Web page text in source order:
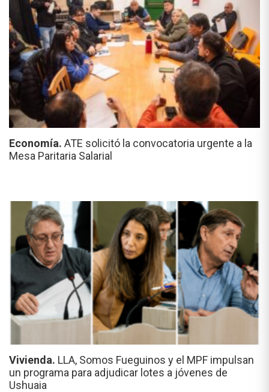
Economía. ATE solicitó la convocatoria urgente a la
Mesa Paritaria Salarial
Vivienda. LLA, Somos Fueguinos y el MPF impulsan
un programa para adjudicar lotes a jóvenes de
Ushuaia